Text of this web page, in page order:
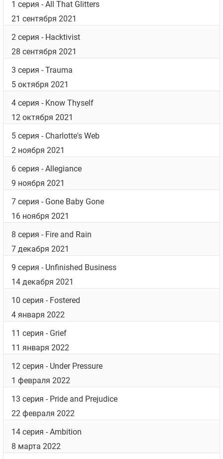
1 серия - All That Glitters
21 сентября 2021
2 серия - Hacktivist
28 сентября 2021
3 серия - Trauma
5 октября 2021
4 серия - Know Thyself
12 октября 2021
5 серия - Charlotte's Web
2 ноября 2021
6 серия - Allegiance
9 ноября 2021
7 серия - Gone Baby Gone
16 ноября 2021
8 серия - Fire and Rain
7 декабря 2021
9 серия - Unfinished Business
14 декабря 2021
10 серия - Fostered
4 января 2022
11 серия - Grief
11 января 2022
12 серия - Under Pressure
1 февраля 2022
13 серия - Pride and Prejudice
22 февраля 2022
14 серия - Ambition
8 марта 2022